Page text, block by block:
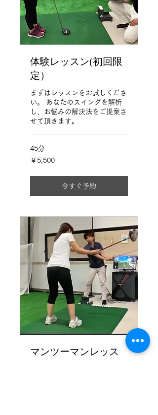
体験レッスン(初回限
定）
まずはレッスンをお試しくださ
い。 あなたのスイングを解析
し、お悩みの解決法をご提案さ
せて頂きます。
45分
5,500
円
￥5,500
今すぐ予約
マンツーマンレッス